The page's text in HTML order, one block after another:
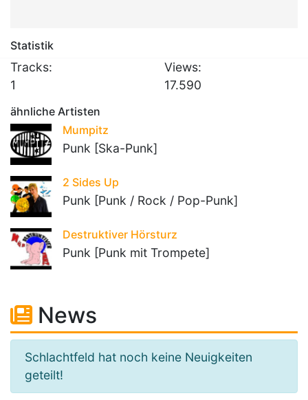
Statistik
Tracks:
1
Views:
17.590
ähnliche Artisten
Mumpitz
Punk [Ska-Punk]
2 Sides Up
Punk [Punk / Rock / Pop-Punk]
Destruktiver Hörsturz
Punk [Punk mit Trompete]
News
Schlachtfeld hat noch keine Neuigkeiten
geteilt!